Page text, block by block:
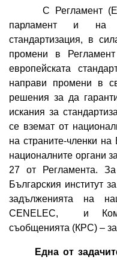
С Регламент
парламент и на
стандартизация, в
промени в
европейската
направи промени в
решения за да
искания за
се вземат от
на страните-членки
националните органи
27 от Регламента.
Българския институт
задълженията на
CENELEC, и
съобщенията (КРС) –
Една от